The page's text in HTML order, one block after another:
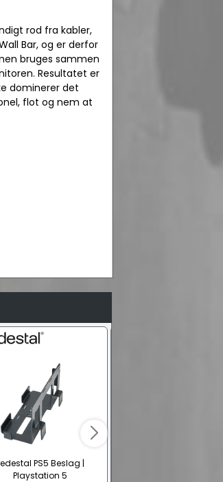
rod fra kabler,
Bar, og er derfor
bruges sammen
Resultatet er
dominerer det
flot og nem at
PS5 Beslag |
Playstation 5